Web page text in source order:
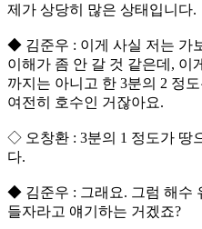
제가 상당히 많은 상태입니다.
◆ 김준우 : 이게 사실 저는 가
이해가 좀 안 갈 것 같은데, 이
까지는 아니고 한 3분의 2 정
여전히 호수인 거잖아요.
◇ 오창환 : 3분의 1 정도가 땅
다.
◆ 김준우 : 그래요. 그럼 해수
들자라고 얘기하는 거겠죠?